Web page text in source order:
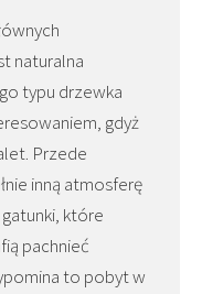
naturalna
typu drzewka
gdyż
Przede
inną atmosferę
które
pachnieć
to pobyt w